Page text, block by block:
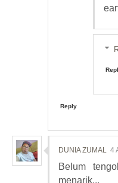
Reply
DUNIA ZUMAL 4
Belum
menarik...